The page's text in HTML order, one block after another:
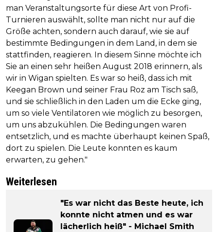
man Veranstaltungsorte für diese Art von Profi-
Turnieren auswählt, sollte man nicht nur auf die
Größe achten, sondern auch darauf, wie sie auf
bestimmte Bedingungen in dem Land, in dem sie
stattfinden, reagieren. In diesem Sinne möchte ich
Sie an einen sehr heißen August 2018 erinnern, als
wir in Wigan spielten. Es war so heiß, dass ich mit
Keegan Brown und seiner Frau Roz am Tisch saß,
und sie schließlich in den Laden um die Ecke ging,
um so viele Ventilatoren wie möglich zu besorgen,
um uns abzukühlen. Die Bedingungen waren
entsetzlich, und es machte überhaupt keinen Spaß,
dort zu spielen. Die Leute konnten es kaum
erwarten, zu gehen."
Weiterlesen
"Es war nicht das Beste heute, ich
konnte nicht atmen und es war
lächerlich heiß" - Michael Smith